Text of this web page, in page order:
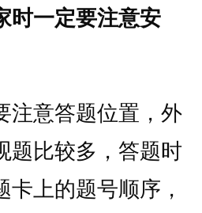
时一定要注意安
意答题位置，外
题比较多，答题时
上的题号顺序，